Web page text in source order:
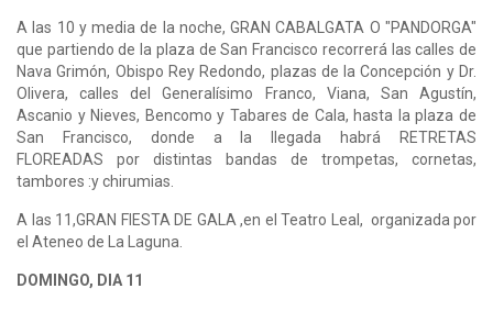
A las 10 y media de la noche, GRAN CABALGATA O "PANDORGA"
que partiendo de la plaza de San Francisco recorrerá las calles de
Nava Grimón, Obispo Rey Redondo, plazas de la Concepción y Dr.
Olivera, calles del Generalísimo Franco, Viana, San Agustín,
Ascanio y Nieves, Bencomo y Tabares de Cala, hasta la plaza de
San Francisco, donde a la llegada habrá RETRETAS
FLOREADAS por distintas bandas de trompetas, cornetas,
tambores :y chirumias.
A las 11,GRAN FIESTA DE GALA ,en el Teatro Leal, organizada por
el Ateneo de La Laguna.
DOMINGO, DIA 11